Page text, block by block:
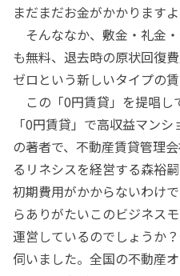
まだまだお金がかかりますよ
そんななか、敷金・礼金
も無料、退去時の原状回復
ゼロという新しいタイプの
この「0円賃貸」を提唱し
「0円賃貸」で高収益マン
の著者で、不動産賃貸管理
るリネシスを経営する森裕嗣
初期費用がかからないわけ
らありがたいこのビジネス
運営しているのでしょうか
伺いました。全国の不動産